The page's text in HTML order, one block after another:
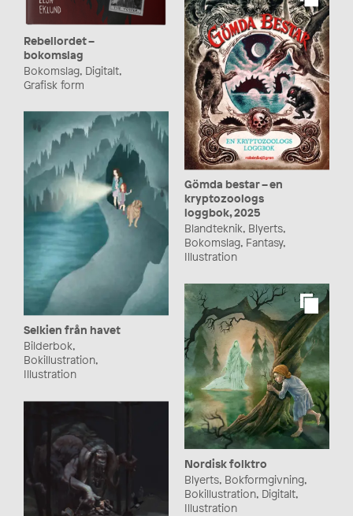
Rebellordet –
bokomslag
Bokomslag, Digitalt,
Grafisk form
Gömda bestar – en
kryptozoologs
loggbok, 2025
Blandteknik, Blyerts,
Bokomslag, Fantasy,
Illustration
Selkien från havet
Bilderbok,
Bokillustration,
Illustration
Nordisk folktro
Blyerts, Bokformgivning,
Bokillustration, Digitalt,
Illustration